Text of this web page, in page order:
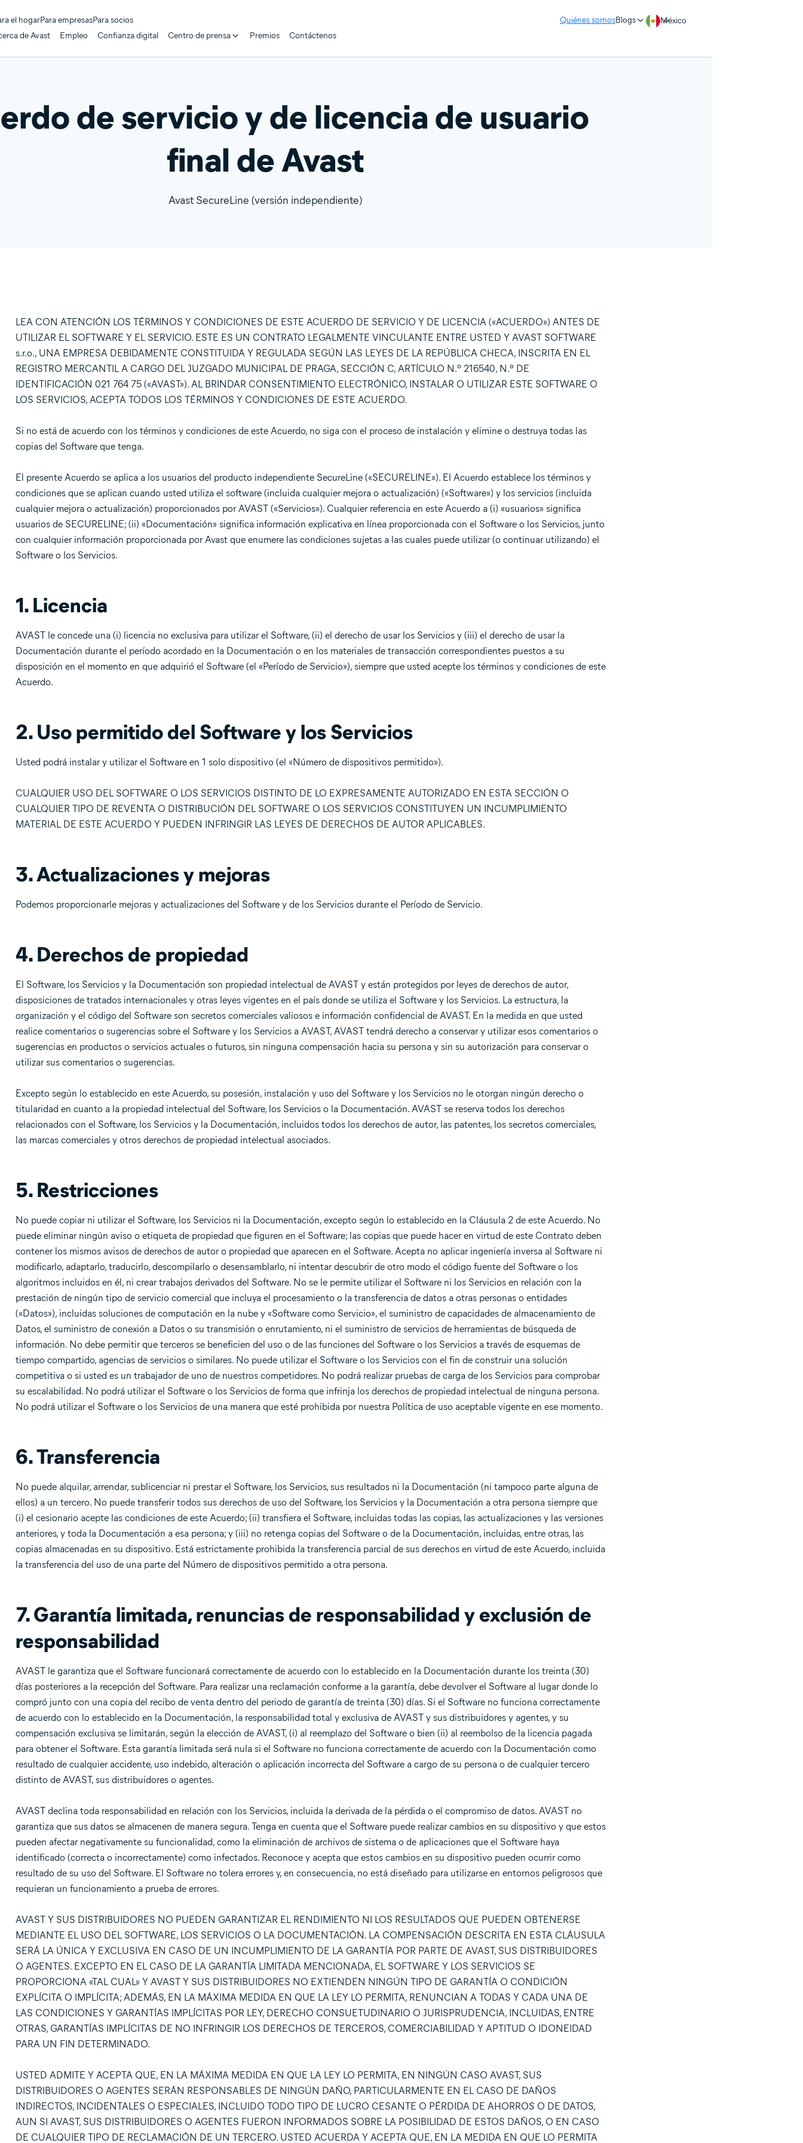
el hogarPara empresasPara socios Quiénes somosBlogs
México
de Avast
Empleo Confianza digital Centro de prensa Premios Contáctenos
de servicio y de licencia de usuario
final de Avast
Avast SecureLine (versión independiente)
LEA CON ATENCIÓN LOS TÉRMINOS Y CONDICIONES DE ESTE ACUERDO DE SERVICIO Y DE LICENCIA («ACUERDO») ANTES DE
UTILIZAR EL SOFTWARE Y EL SERVICIO. ESTE ES UN CONTRATO LEGALMENTE VINCULANTE ENTRE USTED Y AVAST SOFTWARE
s.r.o., UNA EMPRESA DEBIDAMENTE CONSTITUIDA Y REGULADA SEGÚN LAS LEYES DE LA REPÚBLICA CHECA, INSCRITA EN EL
REGISTRO MERCANTIL A CARGO DEL JUZGADO MUNICIPAL DE PRAGA, SECCIÓN C, ARTÍCULO N.º 216540, N.º DE
IDENTIFICACIÓN 021 764 75 («AVAST»). AL BRINDAR CONSENTIMIENTO ELECTRÓNICO, INSTALAR O UTILIZAR ESTE SOFTWARE O
LOS SERVICIOS, ACEPTA TODOS LOS TÉRMINOS Y CONDICIONES DE ESTE ACUERDO.
Si no está de acuerdo con los términos y condiciones de este Acuerdo, no siga con el proceso de instalación y elimine o destruya todas las
copias del Software que tenga.
El presente Acuerdo se aplica a los usuarios del producto independiente SecureLine («SECURELINE»). El Acuerdo establece los términos y
condiciones que se aplican cuando usted utiliza el software (incluida cualquier mejora o actualización) («Software») y los servicios (incluida
cualquier mejora o actualización) proporcionados por AVAST («Servicios»). Cualquier referencia en este Acuerdo a (i) «usuarios» significa
usuarios de SECURELINE; (ii) «Documentación» significa información explicativa en línea proporcionada con el Software o los Servicios, junto
con cualquier información proporcionada por Avast que enumere las condiciones sujetas a las cuales puede utilizar (o continuar utilizando) el
Software o los Servicios.
1. Licencia
AVAST le concede una (i) licencia no exclusiva para utilizar el Software, (ii) el derecho de usar los Servicios y (iii) el derecho de usar la
Documentación durante el período acordado en la Documentación o en los materiales de transacción correspondientes puestos a su
disposición en el momento en que adquirió el Software (el «Período de Servicio»), siempre que usted acepte los términos y condiciones de este
Acuerdo.
2. Uso permitido del Software y los Servicios
Usted podrá instalar y utilizar el Software en 1 solo dispositivo (el «Número de dispositivos permitido»).
CUALQUIER USO DEL SOFTWARE O LOS SERVICIOS DISTINTO DE LO EXPRESAMENTE AUTORIZADO EN ESTA SECCIÓN O
CUALQUIER TIPO DE REVENTA O DISTRIBUCIÓN DEL SOFTWARE O LOS SERVICIOS CONSTITUYEN UN INCUMPLIMIENTO
MATERIAL DE ESTE ACUERDO Y PUEDEN INFRINGIR LAS LEYES DE DERECHOS DE AUTOR APLICABLES.
3. Actualizaciones y mejoras
Podemos proporcionarle mejoras y actualizaciones del Software y de los Servicios durante el Período de Servicio.
4. Derechos de propiedad
El Software, los Servicios y la Documentación son propiedad intelectual de AVAST y están protegidos por leyes de derechos de autor,
disposiciones de tratados internacionales y otras leyes vigentes en el país donde se utiliza el Software y los Servicios. La estructura, la
organización y el código del Software son secretos comerciales valiosos e información confidencial de AVAST. En la medida en que usted
realice comentarios o sugerencias sobre el Software y los Servicios a AVAST, AVAST tendrá derecho a conservar y utilizar esos comentarios o
sugerencias en productos o servicios actuales o futuros, sin ninguna compensación hacia su persona y sin su autorización para conservar o
utilizar sus comentarios o sugerencias.
Excepto según lo establecido en este Acuerdo, su posesión, instalación y uso del Software y los Servicios no le otorgan ningún derecho o
titularidad en cuanto a la propiedad intelectual del Software, los Servicios o la Documentación. AVAST se reserva todos los derechos
relacionados con el Software, los Servicios y la Documentación, incluidos todos los derechos de autor, las patentes, los secretos comerciales,
las marcas comerciales y otros derechos de propiedad intelectual asociados.
5. Restricciones
No puede copiar ni utilizar el Software, los Servicios ni la Documentación, excepto según lo establecido en la Cláusula 2 de este Acuerdo. No
puede eliminar ningún aviso o etiqueta de propiedad que figuren en el Software; las copias que puede hacer en virtud de este Contrato deben
contener los mismos avisos de derechos de autor o propiedad que aparecen en el Software. Acepta no aplicar ingeniería inversa al Software ni
modificarlo, adaptarlo, traducirlo, descompilarlo o desensamblarlo, ni intentar descubrir de otro modo el código fuente del Software o los
algoritmos incluidos en él, ni crear trabajos derivados del Software. No se le permite utilizar el Software ni los Servicios en relación con la
prestación de ningún tipo de servicio comercial que incluya el procesamiento o la transferencia de datos a otras personas o entidades
(«Datos»), incluidas soluciones de computación en la nube y «Software como Servicio», el suministro de capacidades de almacenamiento de
Datos, el suministro de conexión a Datos o su transmisión o enrutamiento, ni el suministro de servicios de herramientas de búsqueda de
información. No debe permitir que terceros se beneficien del uso o de las funciones del Software o los Servicios a través de esquemas de
tiempo compartido, agencias de servicios o similares. No puede utilizar el Software o los Servicios con el fin de construir una solución
competitiva o si usted es un trabajador de uno de nuestros competidores. No podrá realizar pruebas de carga de los Servicios para comprobar
su escalabilidad. No podrá utilizar el Software o los Servicios de forma que infrinja los derechos de propiedad intelectual de ninguna persona.
No podrá utilizar el Software o los Servicios de una manera que esté prohibida por nuestra Política de uso aceptable vigente en ese momento.
6. Transferencia
No puede alquilar, arrendar, sublicenciar ni prestar el Software, los Servicios, sus resultados ni la Documentación (ni tampoco parte alguna de
ellos) a un tercero. No puede transferir todos sus derechos de uso del Software, los Servicios y la Documentación a otra persona siempre que
(i) el cesionario acepte las condiciones de este Acuerdo; (ii) transfiera el Software, incluidas todas las copias, las actualizaciones y las versiones
anteriores, y toda la Documentación a esa persona; y (iii) no retenga copias del Software o de la Documentación, incluidas, entre otras, las
copias almacenadas en su dispositivo. Está estrictamente prohibida la transferencia parcial de sus derechos en virtud de este Acuerdo, incluida
la transferencia del uso de una parte del Número de dispositivos permitido a otra persona.
7. Garantía limitada, renuncias de responsabilidad y exclusión de
responsabilidad
AVAST le garantiza que el Software funcionará correctamente de acuerdo con lo establecido en la Documentación durante los treinta (30)
días posteriores a la recepción del Software. Para realizar una reclamación conforme a la garantía, debe devolver el Software al lugar donde lo
compró junto con una copia del recibo de venta dentro del periodo de garantía de treinta (30) días. Si el Software no funciona correctamente
de acuerdo con lo establecido en la Documentación, la responsabilidad total y exclusiva de AVAST y sus distribuidores y agentes, y su
compensación exclusiva se limitarán, según la elección de AVAST, (i) al reemplazo del Software o bien (ii) al reembolso de la licencia pagada
para obtener el Software. Esta garantía limitada será nula si el Software no funciona correctamente de acuerdo con la Documentación como
resultado de cualquier accidente, uso indebido, alteración o aplicación incorrecta del Software a cargo de su persona o de cualquier tercero
distinto de AVAST, sus distribuidores o agentes.
AVAST declina toda responsabilidad en relación con los Servicios, incluida la derivada de la pérdida o el compromiso de datos. AVAST no
garantiza que sus datos se almacenen de manera segura. Tenga en cuenta que el Software puede realizar cambios en su dispositivo y que estos
pueden afectar negativamente su funcionalidad, como la eliminación de archivos de sistema o de aplicaciones que el Software haya
identificado (correcta o incorrectamente) como infectados. Reconoce y acepta que estos cambios en su dispositivo pueden ocurrir como
resultado de su uso del Software. El Software no tolera errores y, en consecuencia, no está diseñado para utilizarse en entornos peligrosos que
requieran un funcionamiento a prueba de errores.
AVAST Y SUS DISTRIBUIDORES NO PUEDEN GARANTIZAR EL RENDIMIENTO NI LOS RESULTADOS QUE PUEDEN OBTENERSE
MEDIANTE EL USO DEL SOFTWARE, LOS SERVICIOS O LA DOCUMENTACIÓN. LA COMPENSACIÓN DESCRITA EN ESTA CLÁUSULA
SERÁ LA ÚNICA Y EXCLUSIVA EN CASO DE UN INCUMPLIMIENTO DE LA GARANTÍA POR PARTE DE AVAST, SUS DISTRIBUIDORES
O AGENTES. EXCEPTO EN EL CASO DE LA GARANTÍA LIMITADA MENCIONADA, EL SOFTWARE Y LOS SERVICIOS SE
PROPORCIONA «TAL CUAL» Y AVAST Y SUS DISTRIBUIDORES NO EXTIENDEN NINGÚN TIPO DE GARANTÍA O CONDICIÓN
EXPLÍCITA O IMPLÍCITA; ADEMÁS, EN LA MÁXIMA MEDIDA EN QUE LA LEY LO PERMITA, RENUNCIAN A TODAS Y CADA UNA DE
LAS CONDICIONES Y GARANTÍAS IMPLÍCITAS POR LEY, DERECHO CONSUETUDINARIO O JURISPRUDENCIA, INCLUIDAS, ENTRE
OTRAS, GARANTÍAS IMPLÍCITAS DE NO INFRINGIR LOS DERECHOS DE TERCEROS, COMERCIABILIDAD Y APTITUD O IDONEIDAD
PARA UN FIN DETERMINADO.
USTED ADMITE Y ACEPTA QUE, EN LA MÁXIMA MEDIDA EN QUE LA LEY LO PERMITA, EN NINGÚN CASO AVAST, SUS
DISTRIBUIDORES O AGENTES SERÁN RESPONSABLES DE NINGÚN DAÑO, PARTICULARMENTE EN EL CASO DE DAÑOS
INDIRECTOS, INCIDENTALES O ESPECIALES, INCLUIDO TODO TIPO DE LUCRO CESANTE O PÉRDIDA DE AHORROS O DE DATOS,
AUN SI AVAST, SUS DISTRIBUIDORES O AGENTES FUERON INFORMADOS SOBRE LA POSIBILIDAD DE ESTOS DAÑOS, O EN CASO
DE CUALQUIER TIPO DE RECLAMACIÓN DE UN TERCERO. USTED ACUERDA Y ACEPTA QUE, EN LA MEDIDA EN QUE LO PERMITA